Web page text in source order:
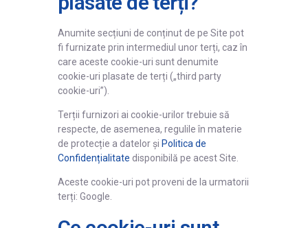
Anumite secțiuni de conținut de pe Site pot
fi furnizate prin intermediul unor terți, caz în
care aceste cookie-uri sunt denumite
cookie-uri plasate de terți („third party
cookie-uri”).
Terții furnizori ai cookie-urilor trebuie să
respecte, de asemenea, regulile în materie
de protecție a datelor și Politica de
Confidențialitate disponibilă pe acest Site.
Aceste cookie-uri pot proveni de la urmatorii
terți: Google.